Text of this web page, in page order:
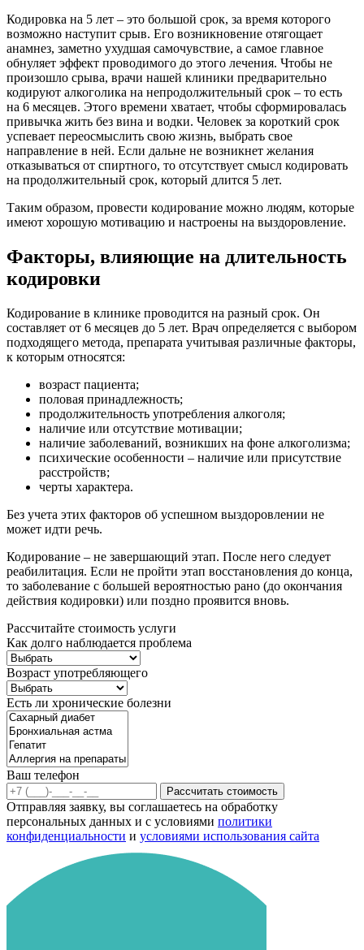
Кодировка на 5 лет – это большой срок, за время которого
возможно наступит срыв. Его возникновение отягощает
анамнез, заметно ухудшая самочувствие, а самое главное
обнуляет эффект проводимого до этого лечения. Чтобы не
произошло срыва, врачи нашей клиники предварительно
кодируют алкоголика на непродолжительный срок – то есть
на 6 месяцев. Этого времени хватает, чтобы сформировалась
привычка жить без вина и водки. Человек за короткий срок
успевает переосмыслить свою жизнь, выбрать свое
направление в ней. Если дальне не возникнет желания
отказываться от спиртного, то отсутствует смысл кодировать
на продолжительный срок, который длится 5 лет.
Таким образом, провести кодирование можно людям, которые
имеют хорошую мотивацию и настроены на выздоровление.
Факторы, влияющие на длительность
кодировки
Кодирование в клинике проводится на разный срок. Он
составляет от 6 месяцев до 5 лет. Врач определяется с выбором
подходящего метода, препарата учитывая различные факторы,
к которым относятся:
возраст пациента;
половая принадлежность;
продолжительность употребления алкоголя;
наличие или отсутствие мотивации;
наличие заболеваний, возникших на фоне алкоголизма;
психические особенности – наличие или присутствие
расстройств;
черты характера.
Без учета этих факторов об успешном выздоровлении не
может идти речь.
Кодирование – не завершающий этап. После него следует
реабилитация. Если не пройти этап восстановления до конца,
то заболевание с большей вероятностью рано (до окончания
действия кодировки) или поздно проявится вновь.
Рассчитайте стоимость услуги
Как долго наблюдается проблема
Возраст употребляющего
Есть ли хронические болезни
Ваш телефон
Рассчитать стоимость
Отправляя заявку, вы соглашаетесь на обработку
персональных данных и с условиями политики
конфиденциальности и условиями использования сайта